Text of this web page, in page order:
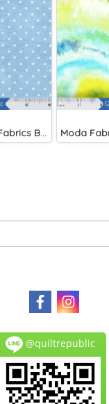
Maywood Studio Fabrics Beautiful Basics Blue
@quiltrepublic